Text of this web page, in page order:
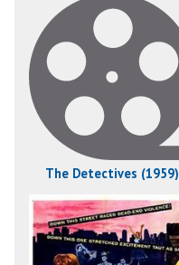
The Detectives (1959)